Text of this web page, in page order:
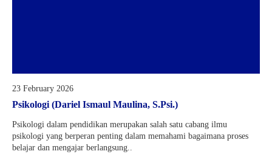
23 February 2026
Psikologi (Dariel Ismaul Maulina, S.Psi.)
Psikologi dalam pendidikan merupakan salah satu cabang ilmu
psikologi yang berperan penting dalam memahami bagaimana proses
belajar dan mengajar berlangsung..